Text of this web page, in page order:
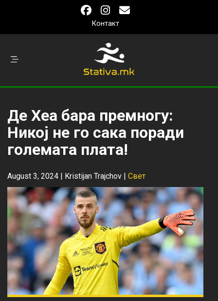
Контакт
Де Хеа бара премногу:
Никој не го сака поради
големата плата!
August 3, 2024 | Kristijan Trajchov | Свет